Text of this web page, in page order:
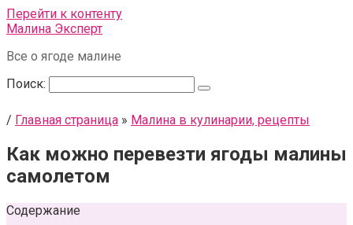
Перейти к контенту
Малина Эксперт
Все о ягоде малине
Поиск:
/ Главная страница » Малина в кулинарии, рецепты
Как можно перевезти ягоды малины
самолетом
Содержание